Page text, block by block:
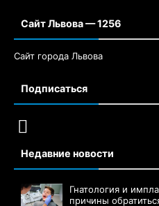
Сайт Львова — 1256
Сайт города Львова
Подписаться
Недавние новости
Гнатология и
причины